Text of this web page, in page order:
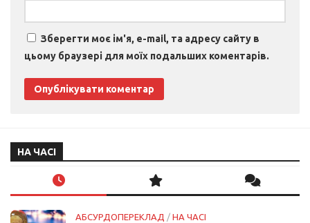
Зберегти моє ім'я, e-mail, та адресу сайту в
цьому браузері для моїх подальших коментарів.
НА ЧАСІ
АБСУРДОПЕРЕКЛАД / НА ЧАСІ